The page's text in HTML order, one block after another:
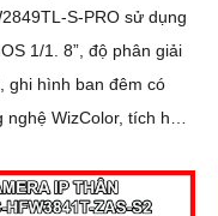
S-PRO sử dụng
1/1. 8”, độ phân giải
ghi hình ban đêm có
WizColor, tích hợp
IP67 giúp hoạt động